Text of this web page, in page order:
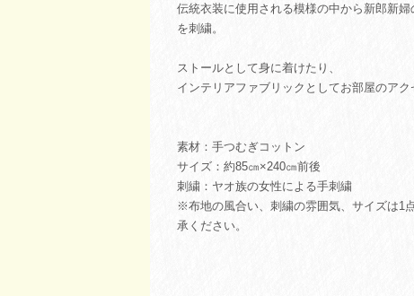
伝統衣装に使用される模様の中から新郎新
を刺繍。
ストールとして身に着けたり、
インテリアファブリックとしてお部屋のアク
素材：手つむぎコットン
サイズ：約85㎝×240㎝前後
刺繍：ヤオ族の女性による手刺繍
※布地の風合い、刺繍の雰囲気、サイズは1
承ください。